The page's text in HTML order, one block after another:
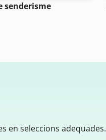
senderisme
en seleccions adequades.